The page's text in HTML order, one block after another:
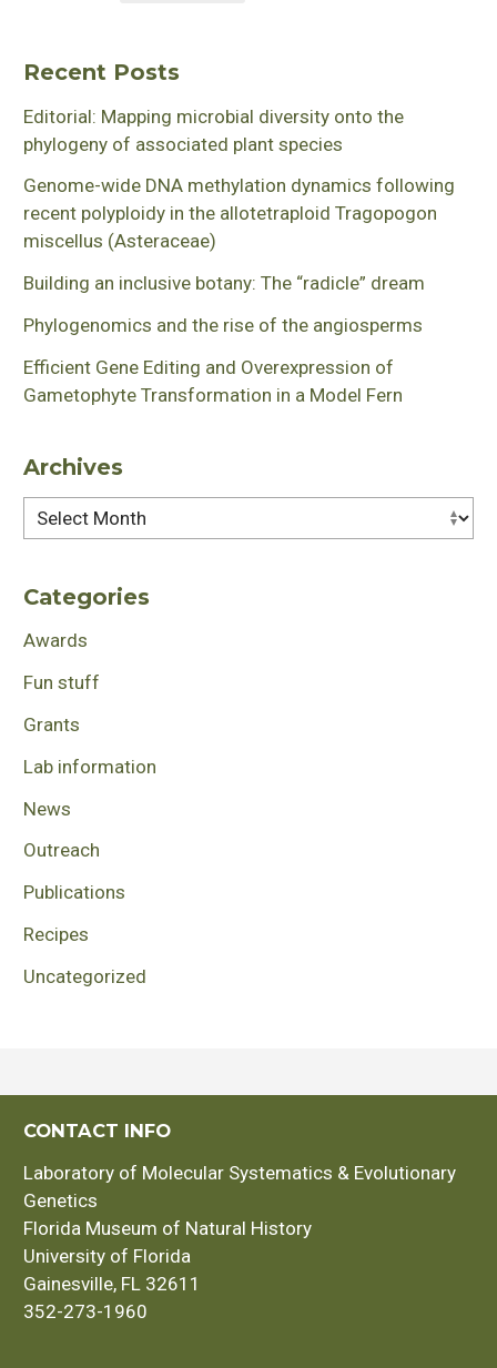
Recent Posts
Editorial: Mapping microbial diversity onto the
phylogeny of associated plant species
Genome-wide DNA methylation dynamics following
recent polyploidy in the allotetraploid Tragopogon
miscellus (Asteraceae)
Building an inclusive botany: The “radicle” dream
Phylogenomics and the rise of the angiosperms
Efficient Gene Editing and Overexpression of
Gametophyte Transformation in a Model Fern
Archives
Archives
Categories
Awards
Fun stuff
Grants
Lab information
News
Outreach
Publications
Recipes
Uncategorized
CONTACT INFO
Laboratory of Molecular Systematics & Evolutionary
Genetics
Florida Museum of Natural History
University of Florida
Gainesville, FL 32611
352-273-1960